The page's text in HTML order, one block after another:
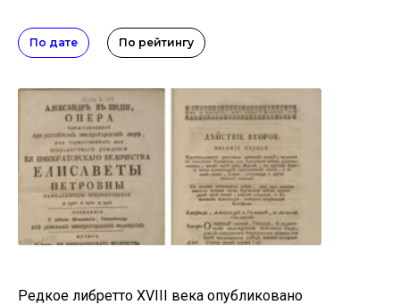
По дате По рейтингу
Редкое либретто XVIII века опубликовано